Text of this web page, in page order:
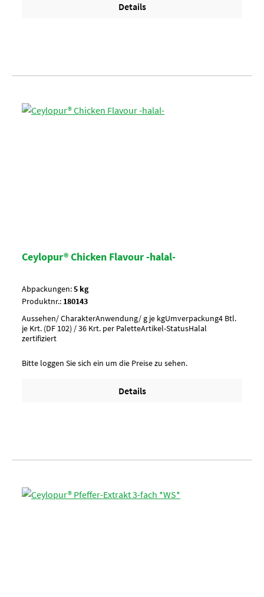
Details
Ceylopur® Chicken Flavour -halal-
Abpackungen:5 kg
Produktnr.: 180143
Aussehen/ CharakterAnwendung/ g je kgUmverpackung4 Btl.
je Krt. (DF 102) / 36 Krt. per PaletteArtikel-StatusHalal
zertifiziert
Bitte loggen Sie sich ein um die Preise zu sehen.
Details